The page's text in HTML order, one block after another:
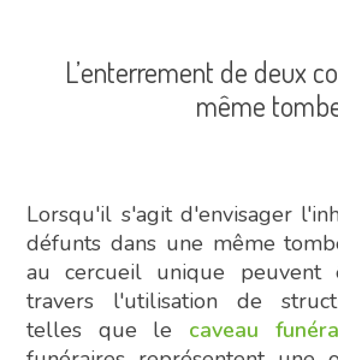
L’enterrement de deux
même
Lorsqu'il s'agit d'envisager
défunts dans une même
au cercueil unique peuvent
travers l'utilisation de
telles que le caveau